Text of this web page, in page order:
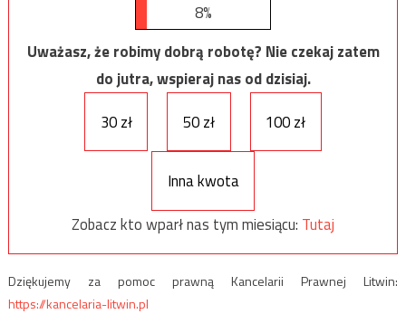
8%
Uważasz, że robimy dobrą robotę? Nie czekaj zatem
do jutra, wspieraj nas od dzisiaj.
30 zł
50 zł 100 zł
Inna kwota
Zobacz kto wparł nas tym miesiącu: Tutaj
Dziękujemy za pomoc prawną Kancelarii Prawnej Litwin:
https://kancelaria-litwin.pl